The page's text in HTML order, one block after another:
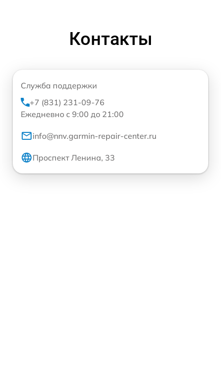
Контакты
Служба поддержки
+7 (831) 231-09-76
Ежедневно с 9:00 до 21:00
info@nnv.garmin-repair-center.ru
Проспект Ленина, 33